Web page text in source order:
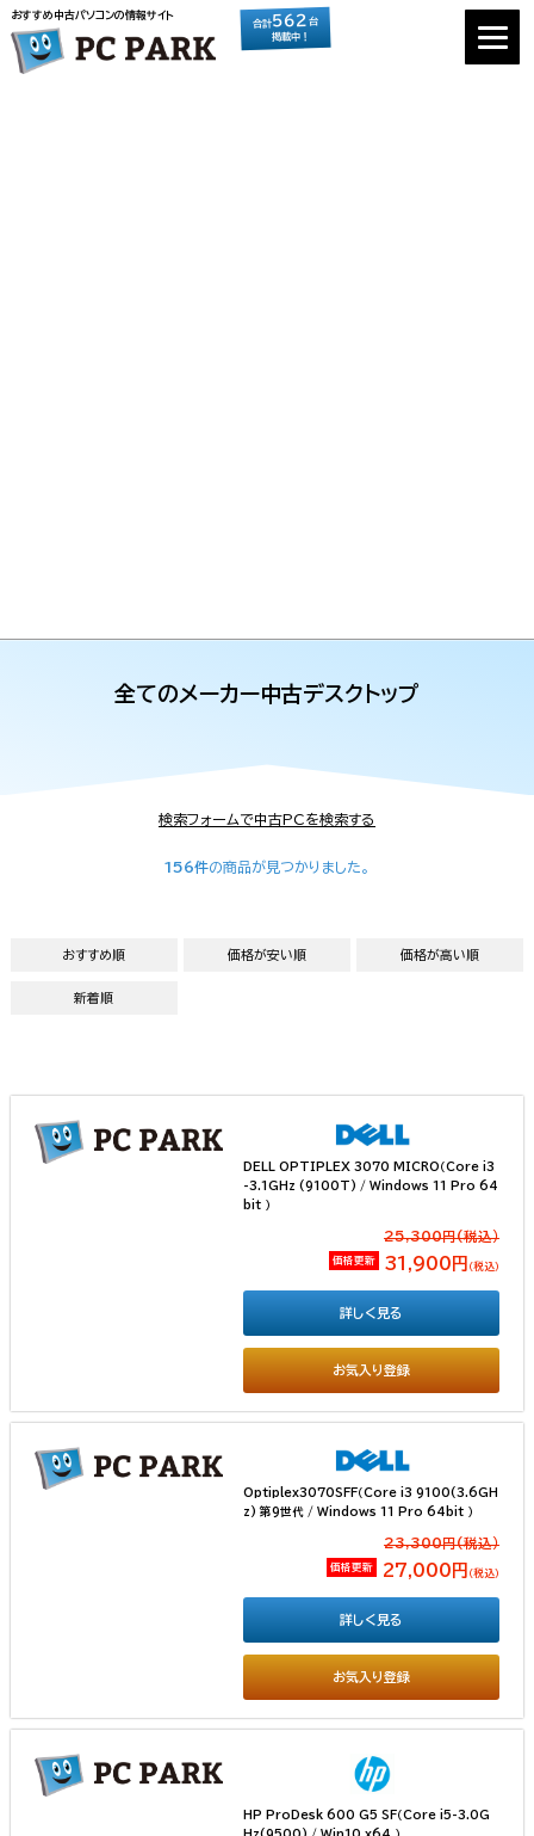
おすすめ中古パソコンの情報サイト
合計562 台
掲載中！
全てのメーカー中古デスクトップ
検索フォームで中古PCを検索する
156件の商品が見つかりました。
おすすめ順 価格が安い順 価格が高い順
新着順
DELL OPTIPLEX 3070 MICRO（Core i3
-3.1GHz (9100T) / Windows 11 Pro 64
bit ）
25,300円(税込）
価格更新 31,900円 （税込）
お気入り登録
詳しく見る
Optiplex3070SFF（Core i3 9100(3.6GH
z) 第9世代 / Windows 11 Pro 64bit ）
23,300円(税込）
価格更新 27,000円 （税込）
お気入り登録
詳しく見る
HP ProDesk 600 G5 SF（Core i5-3.0G